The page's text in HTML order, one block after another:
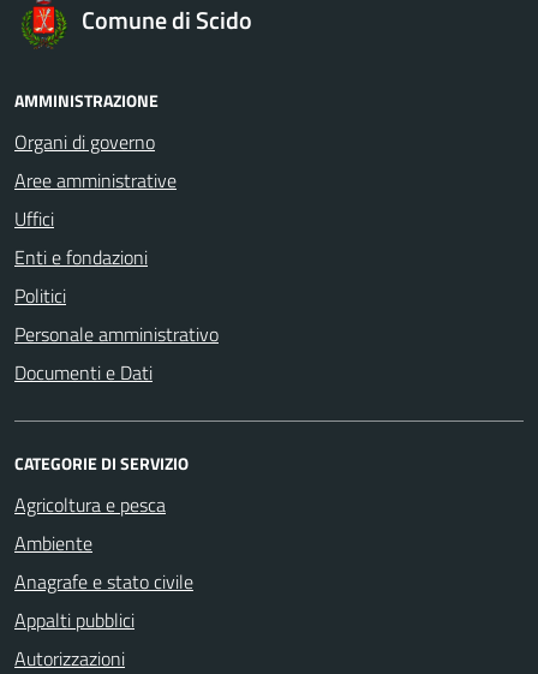
Comune di Scido
AMMINISTRAZIONE
Organi di governo
Aree amministrative
Uffici
Enti e fondazioni
Politici
Personale amministrativo
Documenti e Dati
CATEGORIE DI SERVIZIO
Agricoltura e pesca
Ambiente
Anagrafe e stato civile
Appalti pubblici
Autorizzazioni